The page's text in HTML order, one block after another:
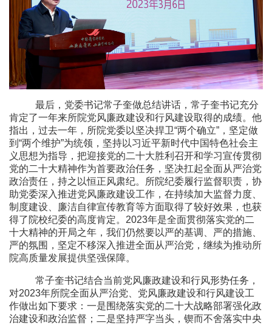
最后，党委书记常子奎做总结讲话，常子奎书记充分
肯定了一年来所院党风廉政建设和行风建设取得的成绩。他
指出，过去一年，所院党委以坚决捍卫“两个确立”，坚定做
到“两个维护”为统领，坚持以习近平新时代中国特色社会主
义思想为指导，把迎接党的二十大胜利召开和学习宣传贯彻
党的二十大精神作为首要政治任务，坚决扛起全面从严治党
政治责任，持之以恒正风肃纪。所院纪委履行监督职责，协
助党委深入推进党风廉政建设工作，在持续加大监督力度、
制度建设、廉洁自律宣传教育等方面取得了较好效果，也获
得了院校纪委的高度肯定。 2023年是全面贯彻落实党的二
十大精神的开局之年，我们仍然要以严的基调、严的措施、
严的氛围，坚定不移深入推进全面从严治党，继续为推动所
院高质量发展提供坚强保障。
常子奎书记结合当前党风廉政建设和行风形势任务，
对2023年所院全面从严治党、党风廉政建设和行风建设工
作做出如下要求：一是围绕落实党的二十大战略部署强化政
治建设和政治监督；二是坚持严字当头，锲而不舍落实中央